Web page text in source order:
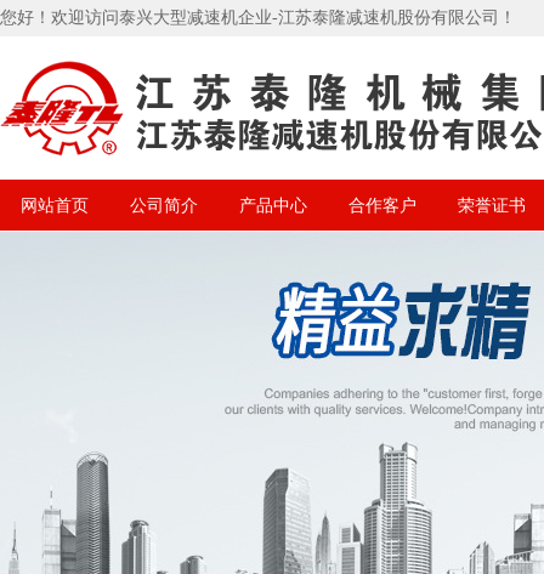
您好！欢迎访问泰兴大型减速机企业-江苏泰隆减速机股份有限公司！
网站首页 公司简介 产品中心 合作客户 荣誉证书